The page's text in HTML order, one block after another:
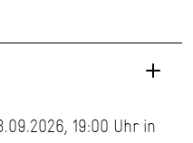
19:00 Uhr in